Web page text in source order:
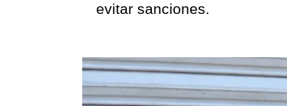
evitar sanciones.